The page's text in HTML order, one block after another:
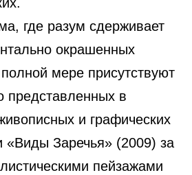
где разум сдерживает
окрашенных
мере присутствуют
представленных в
и графических
«Виды Заречья» (2009) за
пейзажами